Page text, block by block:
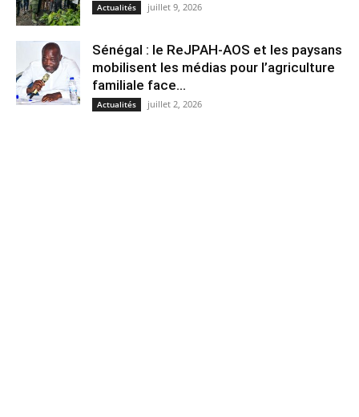
Actualités juillet 9, 2026
Sénégal : le ReJPAH-AOS et les paysans
mobilisent les médias pour l’agriculture
familiale face...
Actualités juillet 2, 2026